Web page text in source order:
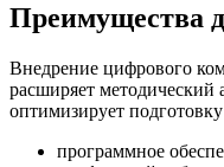
Преимущества
Внедрение цифрового
расширяет методический
оптимизирует
программное